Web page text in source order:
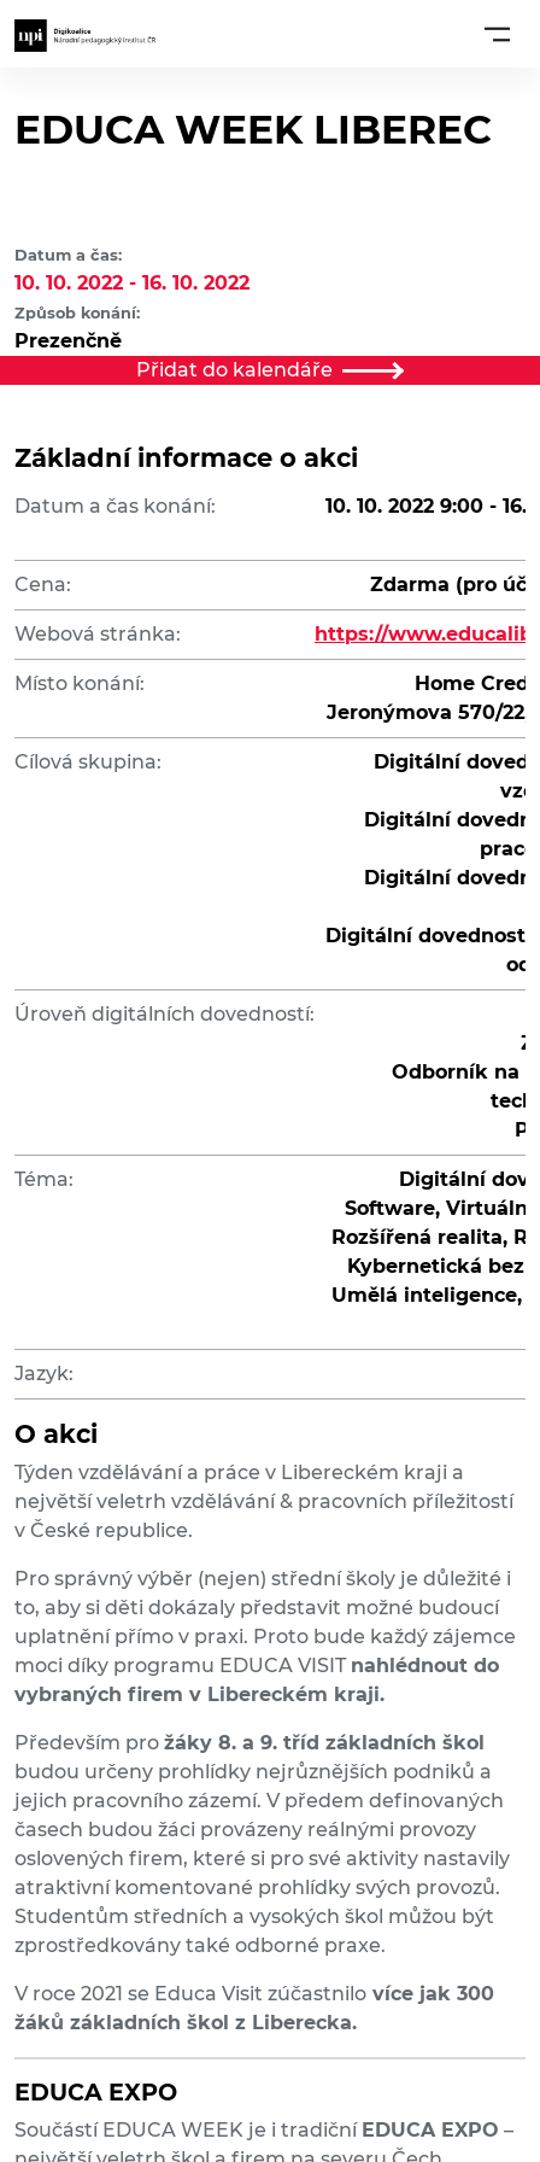
EDUCA WEEK LIBEREC
Datum a čas:
10. 10. 2022 - 16. 10. 2022
Způsob konání:
Prezenčně
Přidat do kalendáře
Základní informace o akci
Datum a čas konání: 10. 10. 2022 9:00 - 16.
Cena: Zdarma (pro
Webová stránka: https://
Místo konání:
Home
Jeronýmova 570/22,
Cílová skupina:
Digitální
Digitální
Digitální
Digitální dovednosti
Úroveň digitálních dovedností:
Odborník na
Téma:
Digitální
Software, Virtuální
Rozšířená realita,
Kybernetická
Umělá inteligence,
Jazyk:
O akci
Týden vzdělávání a práce v Libereckém kraji a
největší veletrh vzdělávání & pracovních příležitostí
v České republice.
Pro správný výběr (nejen) střední školy je důležité i
to, aby si děti dokázaly představit možné budoucí
uplatnění přímo v praxi. Proto bude každý zájemce
moci díky programu EDUCA VISIT nahlédnout do
vybraných firem v Libereckém kraji.
Především pro žáky 8. a 9. tříd základních škol
budou určeny prohlídky nejrůznějších podniků a
jejich pracovního zázemí. V předem definovaných
časech budou žáci provázeny reálnými provozy
oslovených firem, které si pro své aktivity nastavily
atraktivní komentované prohlídky svých provozů.
Studentům středních a vysokých škol můžou být
zprostředkovány také odborné praxe.
V roce 2021 se Educa Visit zúčastnilo více jak 300
žáků základních škol z Liberecka.
EDUCA EXPO
Součástí EDUCA WEEK je i tradiční EDUCA EXPO –